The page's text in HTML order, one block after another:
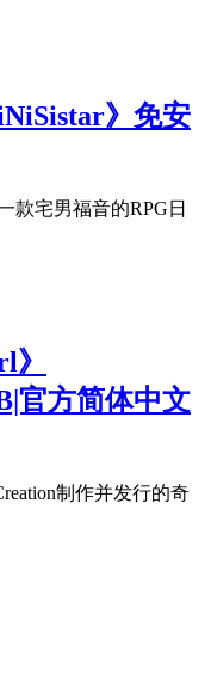
》免安
款宅男福音的RPG日
官方简体中文
制作并发行的奇